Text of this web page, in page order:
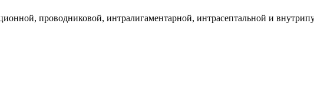
проводниковой, интралигаментарной, интрасептальной и